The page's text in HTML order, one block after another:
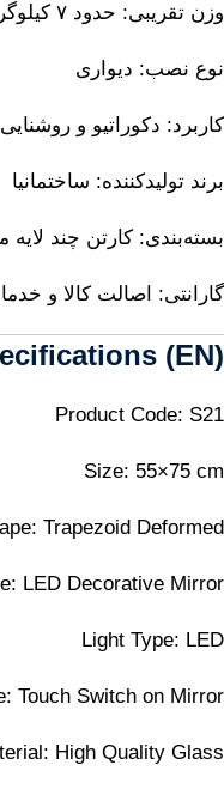
وزن تقریبی: حدود ۷ کیلوگرم
نوع نصب: دیواری
کاربرد: دکوراتیو و روشنایی
برند تولیدکننده: ساختمانیا
بسته‌بندی: کارتن چند لایه
گارانتی: اصالت کالا و
(EN)
Product Code: S21
Size: 55×75 cm
Trapezoid Deformed
LED Decorative Mirror
Light Type: LED
Touch Switch on Mirror
High Quality Glass